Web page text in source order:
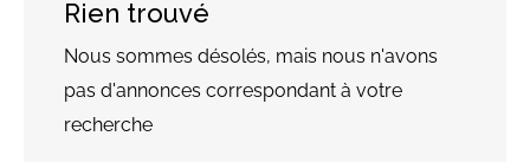
Rien trouvé
Nous sommes désolés, mais nous n'avons
pas d'annonces correspondant à votre
recherche